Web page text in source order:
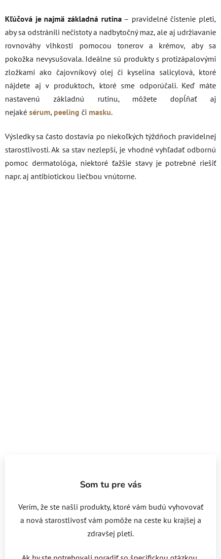
Kľúčová je najmä základná rutina – pravidelné čistenie pleti,
aby sa odstránili nečistoty a nadbytočný maz, ale aj udržiavanie
rovnováhy vlhkosti pomocou tonerov a krémov, aby sa
pokožka nevysušovala. Ideálne sú produkty s protizápalovými
zložkami ako čajovníkový olej či kyselina salicylová, ktoré
nájdete aj v produktoch, ktoré sme odporúčali. Keď máte
nastavenú základnú rutinu, môžete dopĺňať aj
nejaké sérum, peeling či masku.
Výsledky sa často dostavia po niekoľkých týždňoch pravidelnej
starostlivosti. Ak sa stav nezlepší, je vhodné vyhľadať odbornú
pomoc dermatológa, niektoré ťažšie stavy je potrebné riešiť
napr. aj antibiotickou liečbou vnútorne.
Som tu pre vás
Verím, že ste našli produkty, ktoré vám budú vyhovovať
a nová starostlivosť vám pomôže na ceste ku krajšej a
zdravšej pleti.